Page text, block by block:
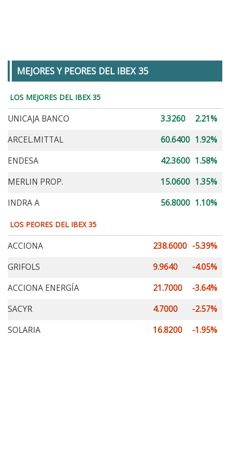
MEJORES Y PEORES DEL IBEX 35
LOS MEJORES DEL IBEX 35
UNICAJA BANCO 3.3260
2.21%
ARCEL.MITTAL
60.6400 1.92%
ENDESA
42.3600 1.58%
MERLIN PROP.
15.0600 1.35%
INDRA A
56.8000 1.10%
LOS PEORES DEL IBEX 35
ACCIONA 238.6000 -5.39%
GRIFOLS
9.9640
-4.05%
ACCIONA ENERGÍA
21.7000
-3.64%
SACYR
4.7000
-2.57%
SOLARIA
16.8200 -1.95%